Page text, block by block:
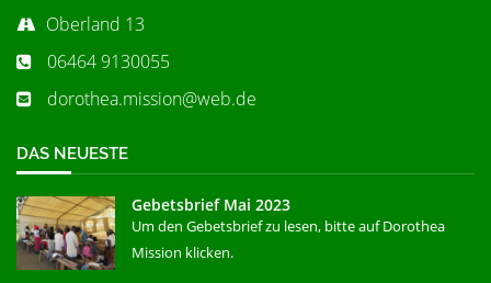
Oberland 13
06464 9130055
dorothea.mission@web.de
DAS NEUESTE
Gebetsbrief Mai 2023
Um den Gebetsbrief zu lesen, bitte auf Dorothea
Mission klicken.